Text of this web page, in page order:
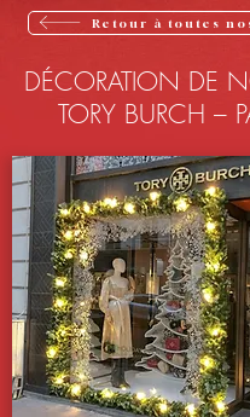
DÉCORATION DE
TORY BURCH –